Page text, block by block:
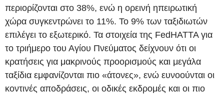
περιορίζονται στο 38%, ενώ η ορεινή ηπειρωτική
χώρα συγκεντρώνει το 11%. Το 9% των ταξιδιωτών
επιλέγει το εξωτερικό. Τα στοιχεία της FedHATTA για
το τριήμερο του Αγίου Πνεύματος δείχνουν ότι οι
κρατήσεις για μακρινούς προορισμούς και μεγάλα
ταξίδια εμφανίζονται πιο «άτονες», ενώ ευνοούνται οι
κοντινές αποδράσεις, οι οδικές εκδρομές και οι πιο